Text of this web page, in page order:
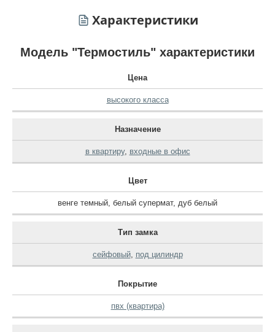
Характеристики
Модель "Термостиль" характеристики
Цена
высокого класса
Назначение
в квартиру, входные в офис
Цвет
венге темный белый супермат, дуб белый
Тип замка
сейфовый, под цилиндр
Покрытие
пвх (квартира)